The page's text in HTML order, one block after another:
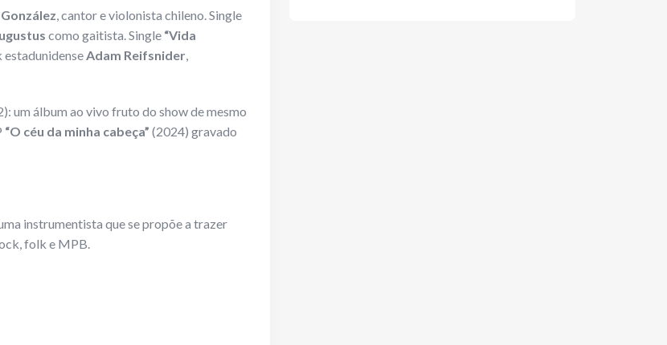
, cantor e violonista chileno. Single
como gaitista. Single “Vida
Adam Reifsnider
um álbum ao vivo fruto do show de mesmo
“O céu da minha cabeça” (2024) gravado
instrumentista que se propõe a trazer
folk e MPB.